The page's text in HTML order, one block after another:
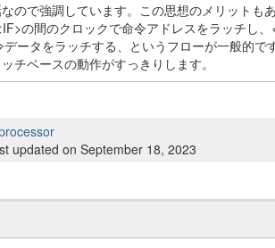
ので強調しています。この思想のメリットも
の間のクロックで命令アドレスをラッチし
ータをラッチする、というフローが一般的
チベースの動作がすっきりします。
updated on September 18, 2023